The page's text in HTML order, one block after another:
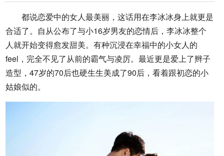
都说恋爱中的女人最美丽，这话用在李冰冰身上就更是
合适了。自从公布了与小16岁男友的恋情后，李冰冰整个
人就开始变得愈发甜美。有种沉浸在幸福中的小女人的
feel，完全不见了从前的霸气与凌厉。最近更是爱上了辫子
造型，47岁的70后也硬生生美成了90后，看着跟初恋的小
姑娘似的。